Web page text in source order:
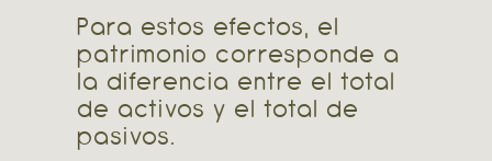
Para estos efectos, el
patrimonio corresponde a
la diferencia entre el total
de activos y el total de
pasivos.